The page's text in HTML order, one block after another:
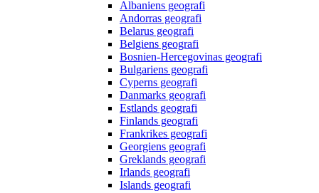
Albaniens geografi
Andorras geografi
Belarus geografi
Belgiens geografi
Bosnien-Hercegovinas geografi
Bulgariens geografi
Cyperns geografi
Danmarks geografi
Estlands geografi
Finlands geografi
Frankrikes geografi
Georgiens geografi
Greklands geografi
Irlands geografi
Islands geografi